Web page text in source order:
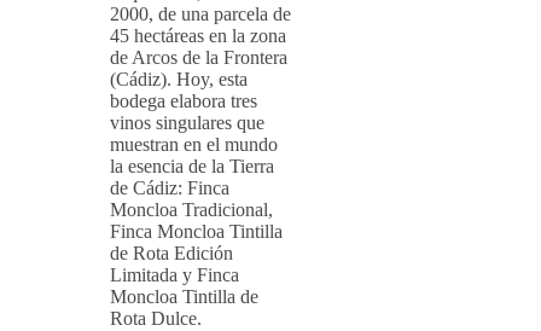
2000, de una parcela de
45 hectáreas en la zona
de Arcos de la Frontera
(Cádiz). Hoy, esta
bodega elabora tres
vinos singulares que
muestran en el mundo
la esencia de la Tierra
de Cádiz: Finca
Moncloa Tradicional,
Finca Moncloa Tintilla
de Rota Edición
Limitada y Finca
Moncloa Tintilla de
Rota Dulce.